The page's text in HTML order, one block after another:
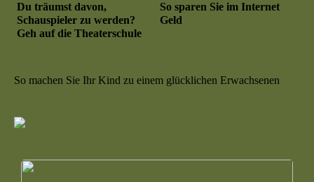
Du träumst davon,
Schauspieler zu werden?
Geh auf die Theaterschule
So sparen Sie im Internet
Geld
So machen Sie Ihr Kind zu einem glücklichen Erwachsenen